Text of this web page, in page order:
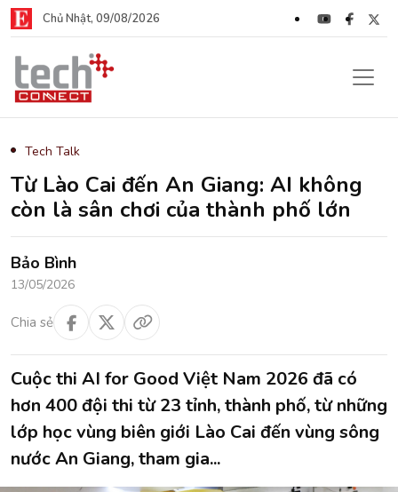
Chủ Nhật, 09/08/2026
Tech Talk
Từ Lào Cai đến An Giang: AI không
còn là sân chơi của thành phố lớn
Bảo Bình
13/05/2026
Chia sẻ
Cuộc thi AI for Good Việt Nam 2026 đã có
hơn 400 đội thi từ 23 tỉnh, thành phố, từ những
lớp học vùng biên giới Lào Cai đến vùng sông
nước An Giang, tham gia...